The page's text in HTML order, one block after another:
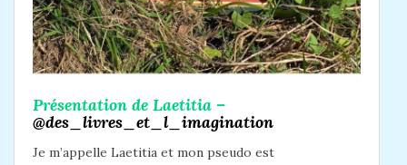
Présentation de Laetitia –
@des_livres_et_l_imagination
Je m’appelle Laetitia et mon pseudo est